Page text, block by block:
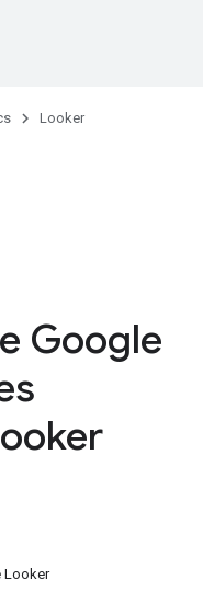
Looker
Google
Looker